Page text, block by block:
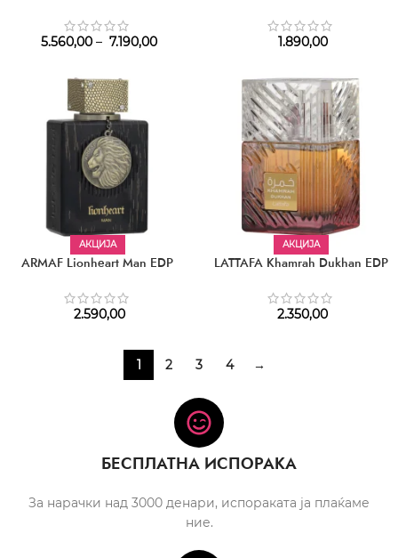
5.560,00 – 7.190,00 1.890,00
АКЦИЈА
ARMAF Lionheart Man EDP
2.590,00
АКЦИЈА
LATTAFA Khamrah Dukhan EDP
2.350,00
1 2 3 4 →
БЕСПЛАТНА ИСПОРАКА
За нарачки над 3000 денари, испораката ја плаќаме
ние.